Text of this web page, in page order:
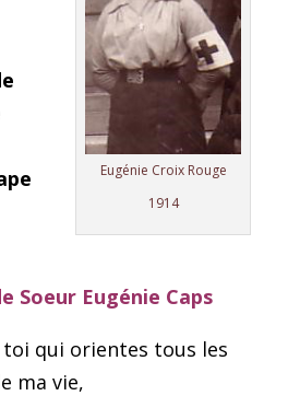
Eugénie Croix Rouge
1914
Soeur Eugénie Caps
toi qui orientes tous les
ma vie,